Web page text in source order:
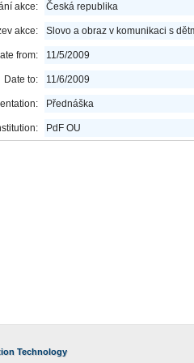
akce: Česká republika
akce: Slovo a obraz v komunikaci s
from: 11/5/2009
Date to: 11/6/2009
Přednáška
PdF OU
Technology